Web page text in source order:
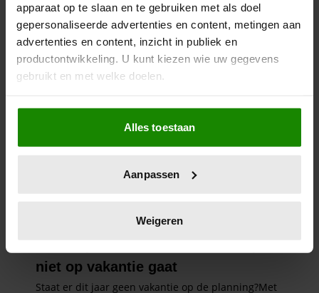
apparaat op te slaan en te gebruiken met als doel
gepersonaliseerde advertenties en content, metingen aan
advertenties en content, inzicht in publiek en
productontwikkeling. U kunt kiezen wie uw gegevens
gebruikt en met welke doelen.
Als u het toestaat, willen we ook graag:
Informatie verzamelen over uw geografische
locatie, die tot een paar meter nauwkeurig kan zijn
scannen op specifieke eigenschappen (fingerprinting)
verwerkt en stel uw voorkeuren in het
intrekken in de Cookieverklaring.
We gebruiken cookies om content en advertenties te
Alles toestaan
Aanpassen
Weigeren